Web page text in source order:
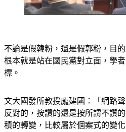
不論是假韓粉，還是假郭粉，目
根本就是站在國民黨對立面，學
標。
文大國發所教授龐建國：「網路
反對的，按讚的還是按所謂不讚
積的轉變，比較屬於個案式的變